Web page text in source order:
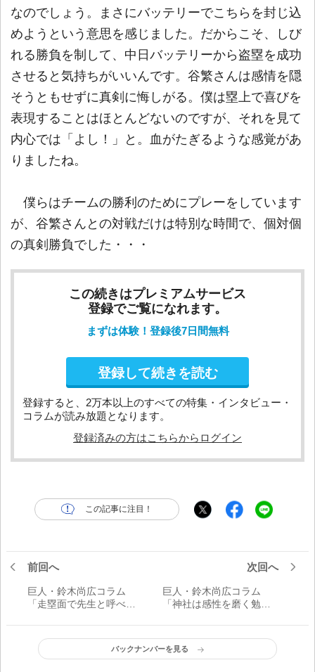
なのでしょう。まさにバッテリーでこちらを封じ込
めようという意思を感じました。だからこそ、しび
れる勝負を制して、中日バッテリーから盗塁を成功
させると気持ちがいいんです。谷繁さんは感情を隠
そうともせずに真剣に悔しがる。僕は塁上で喜びを
表現することはほとんどないのですが、それを見て
内心では「よし！」と。血がたぎるような感覚があ
りましたね。
僕らはチームの勝利のためにプレーをしています
が、谷繁さんとの対戦だけは特別な時間で、個対個
の真剣勝負でした・・・
この続きはプレミアムサービス
登録でご覧になれます。
まずは体験！登録後7日間無料
登録して続きを読む
登録すると、2万本以上のすべての特集・インタビュー・
コラムが読み放題となります。
登録済みの方はこちらからログイン
この記事に注目！
前回へ
巨人・鈴木尚広コラム
「走塁面で先生と呼べる
次回へ
巨人・鈴木尚広コラム
「神社は感性を磨く勉強
バックナンバーを見る